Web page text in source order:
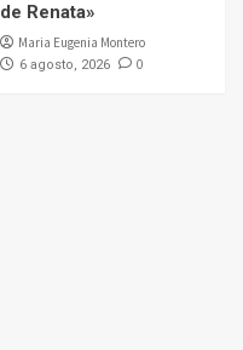
de Renata»
Maria Eugenia Montero
6 agosto, 2026 0